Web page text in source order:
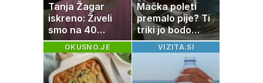
Tanja Žagar
iskreno: Živeli
smo na 40
kvadratih, a
imela sem vse,
kar otrok
potrebuje
Mačka poleti
premalo pije? Ti
triki jo bodo
spodbudili, da
zaužije več vode
OKUSNO.JE VIZITA.SI